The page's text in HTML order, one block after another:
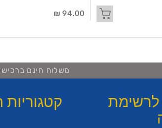
94.00 ₪
משלוח חינם ברכישה מעל 200 ש"ח למעט